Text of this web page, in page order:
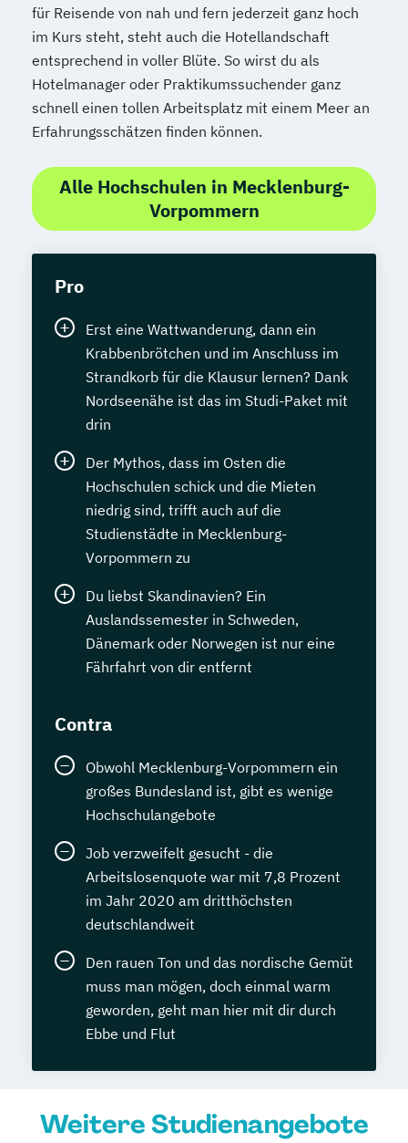
für Reisende von nah und fern jederzeit ganz hoch
im Kurs steht, steht auch die Hotellandschaft
entsprechend in voller Blüte. So wirst du als
Hotelmanager oder Praktikumssuchender ganz
schnell einen tollen Arbeitsplatz mit einem Meer an
Erfahrungsschätzen finden können.
Alle Hochschulen in Mecklenburg-
Vorpommern
Pro
Erst eine Wattwanderung, dann ein
Krabbenbrötchen und im Anschluss im
Strandkorb für die Klausur lernen? Dank
Nordseenähe ist das im Studi-Paket mit
drin
Der Mythos, dass im Osten die
Hochschulen schick und die Mieten
niedrig sind, trifft auch auf die
Studienstädte in Mecklenburg-
Vorpommern zu
Du liebst Skandinavien? Ein
Auslandssemester in Schweden,
Dänemark oder Norwegen ist nur eine
Fährfahrt von dir entfernt
Contra
Obwohl Mecklenburg-Vorpommern ein
großes Bundesland ist, gibt es wenige
Hochschulangebote
Job verzweifelt gesucht - die
Arbeitslosenquote war mit 7,8 Prozent
im Jahr 2020 am dritthöchsten
deutschlandweit
Den rauen Ton und das nordische Gemüt
muss man mögen, doch einmal warm
geworden, geht man hier mit dir durch
Ebbe und Flut
Weitere Studienangebote